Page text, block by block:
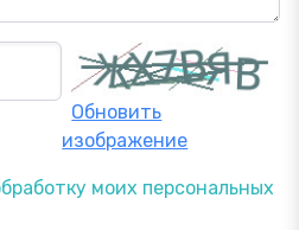
Обновить
изображение
моих персональных